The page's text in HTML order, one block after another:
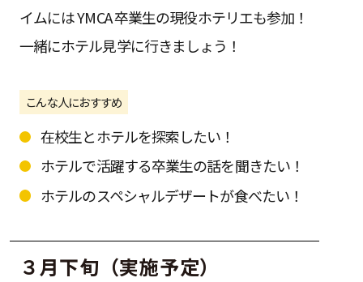
イムには YMCA 卒業生の現役ホテリエも参加！
一緒にホテル見学に行きましょう！
こんな人におすすめ
在校生とホテルを探索したい！
ホテルで活躍する卒業生の話を聞きたい！
ホテルのスペシャルデザートが食べたい！
３月下旬（実施予定）